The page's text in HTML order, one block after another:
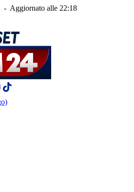
- Aggiornato alle 22:18